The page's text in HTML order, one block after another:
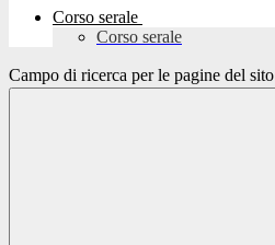
Corso serale
Corso serale
Campo di ricerca per le pagine del sito